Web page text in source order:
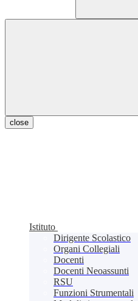
close
Istituto
Dirigente Scolastico
Organi Collegiali
Docenti
Docenti Neoassunti
RSU
Funzioni Strumentali